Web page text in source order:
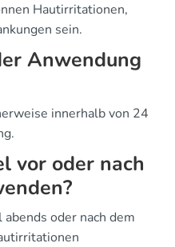
Hautirritationen,
sein.
Anwendung
innerhalb von 24
vor oder nach
oder nach dem